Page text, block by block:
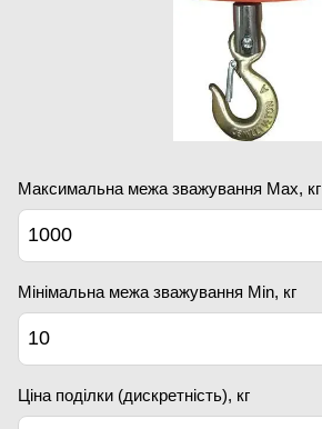
Максимальна межа зважування Мах, кг
1000
Мінімальна межа зважування Min, кг
10
Ціна поділки (дискретність), кг